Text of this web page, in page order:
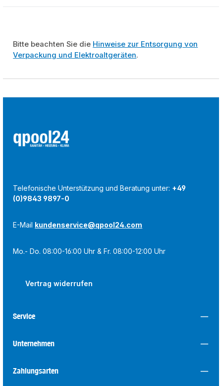
Bitte beachten Sie die Hinweise zur Entsorgung von
Verpackung und Elektroaltgeräten.
Telefonische Unterstützung und Beratung unter: +49
(0)9843 9897-0
E-Mail kundenservice@qpool24.com
Mo.- Do. 08:00-16:00 Uhr & Fr. 08:00-12:00 Uhr
Vertrag widerrufen
Service
Unternehmen
Zahlungsarten